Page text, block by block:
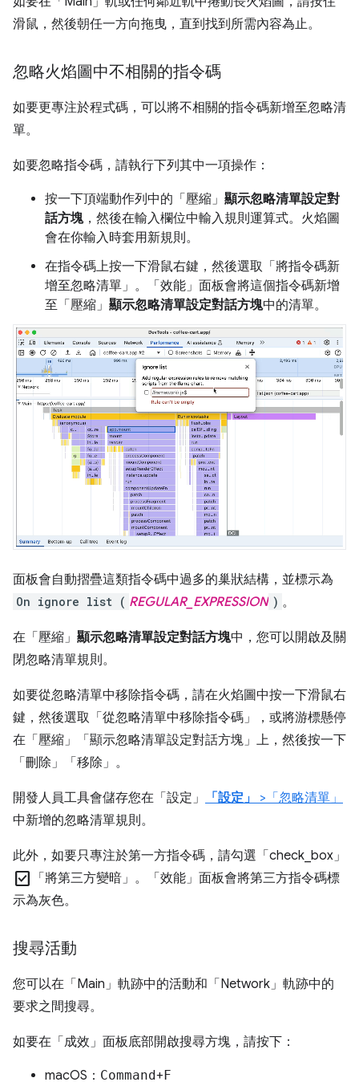
滑鼠，然後朝任一方向拖曳，直到找到所需內容為止。
忽略火焰圖中不相關的指令碼
如要更專注於程式碼，可以將不相關的指令碼新增至忽略清
單。
如要忽略指令碼，請執行下列其中一項操作：
按一下頂端動作列中的「壓縮」 顯示忽略清單設定對
話方塊，然後在輸入欄位中輸入規則運算式。火焰圖
會在你輸入時套用新規則。
在指令碼上按一下滑鼠右鍵，然後選取「將指令碼新
增至忽略清單」 。「效能」 面板會將這個指令碼新增
至「壓縮」 顯示忽略清單設定對話方塊中的清單。
面板會自動摺疊這類指令碼中過多的巢狀結構，並標示為
On ignore list ( REGULAR_EXPRESSION ) 。
在「壓縮」 顯示忽略清單設定對話方塊中，您可以開啟及關
閉忽略清單規則。
如要從忽略清單中移除指令碼，請在火焰圖中按一下滑鼠右
鍵，然後選取「從忽略清單中移除指令碼」
，或將游標懸停
在「壓縮」
「顯示忽略清單設定對話方塊」 上，然後按一下
「刪除」
「移除」 。
開發人員工具會儲存您在「設定」 「設定」
>「忽略清單」
中新增的忽略清單規則。
此外，如要只專注於第一方指令碼，請勾選「check_box」
check_box 「將第三方變暗」 。「效能」 面板會將第三方指令碼標
示為灰色。
搜尋活動
您可以在「Main」 軌跡中的活動和「Network」 軌跡中的
要求之間搜尋。
如要在「成效」 面板底部開啟搜尋方塊，請按下：
macOS： Command+F